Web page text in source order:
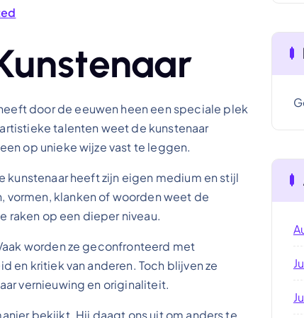
door de eeuwen heen een speciale plek
talenten weet de kunstenaar
op unieke wijze vast te leggen.
kunstenaar heeft zijn eigen medium en stijl
vormen, klanken of woorden weet de
raken op een dieper niveau.
worden ze geconfronteerd met
en kritiek van anderen. Toch blijven ze
vernieuwing en originaliteit.
bekijkt. Hij daagt ons uit om anders te